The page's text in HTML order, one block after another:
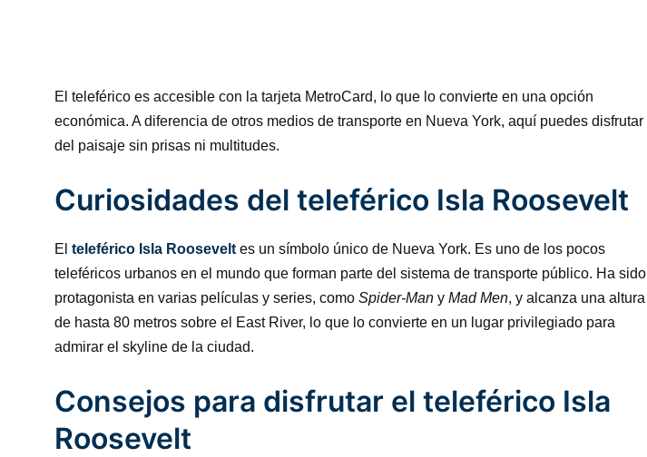
El teleférico es accesible con la tarjeta MetroCard, lo que lo convierte en una opción
económica. A diferencia de otros medios de transporte en Nueva York, aquí puedes disfrutar
del paisaje sin prisas ni multitudes.
Curiosidades del teleférico Isla Roosevelt
El teleférico Isla Roosevelt es un símbolo único de Nueva York. Es uno de los pocos
teleféricos urbanos en el mundo que forman parte del sistema de transporte público. Ha sido
protagonista en varias películas y series, como Spider-Man y Mad Men, y alcanza una altura
de hasta 80 metros sobre el East River, lo que lo convierte en un lugar privilegiado para
admirar el skyline de la ciudad.
Consejos para disfrutar el teleférico Isla
Roosevelt